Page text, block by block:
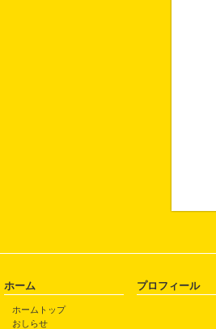
ホーム
ホームトップ
おしらせ
プロフィール